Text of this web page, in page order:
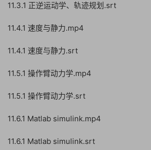
11.3.1 正逆运动学、轨迹规划.srt
11.4.1 速度与静力.mp4
11.4.1 速度与静力.srt
11.5.1 操作臂动力学.mp4
11.5.1 操作臂动力学.srt
11.6.1 Matlab simulink.mp4
11.6.1 Matlab simulink.srt